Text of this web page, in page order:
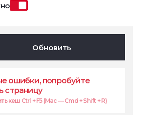
Обновить
ошибки, попробуйте
страницу
кеш Ctrl + F5 (Mac — Cmd + Shift + R)